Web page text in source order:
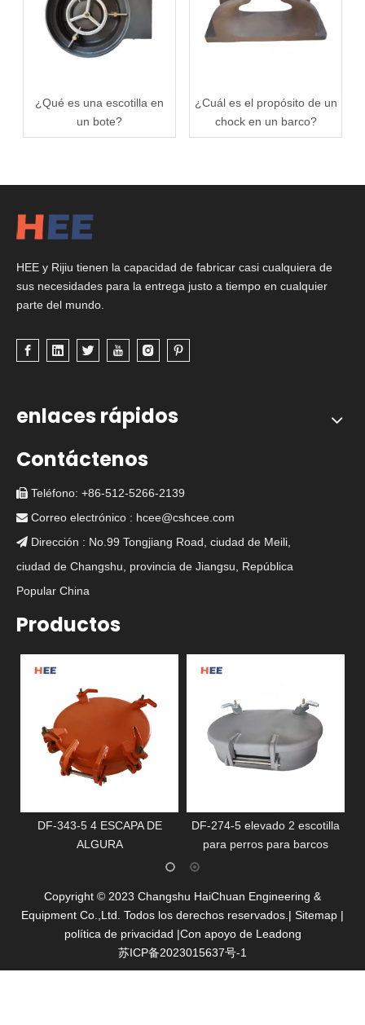
¿Qué es una escotilla en
un bote?
¿Cuál es el propósito de un
chock en un barco?
HEE y Rijiu tienen la capacidad de fabricar casi cualquiera de
sus necesidades para la entrega justo a tiempo en cualquier
parte del mundo.
enlaces rápidos
Contáctenos
 Teléfono: +86-512-5266-2139
 Correo electrónico : hcee@cshcee.com
 Dirección : No.99 Tongjiang Road, ciudad de Meili,
ciudad de Changshu, provincia de Jiangsu, República
Popular China
Productos
DF-274-5 elevado 2 escotilla
para perros para barcos
ESCOTILLA IMPERMEABLE
CON MANIJA EN T
​Copyright © 2023 Changshu HaiChuan Engineering &
Equipment Co.,Ltd. Todos los derechos reservados.| Sitemap |
política de privacidad |Con apoyo de Leadong
苏ICP备2023015637号-1